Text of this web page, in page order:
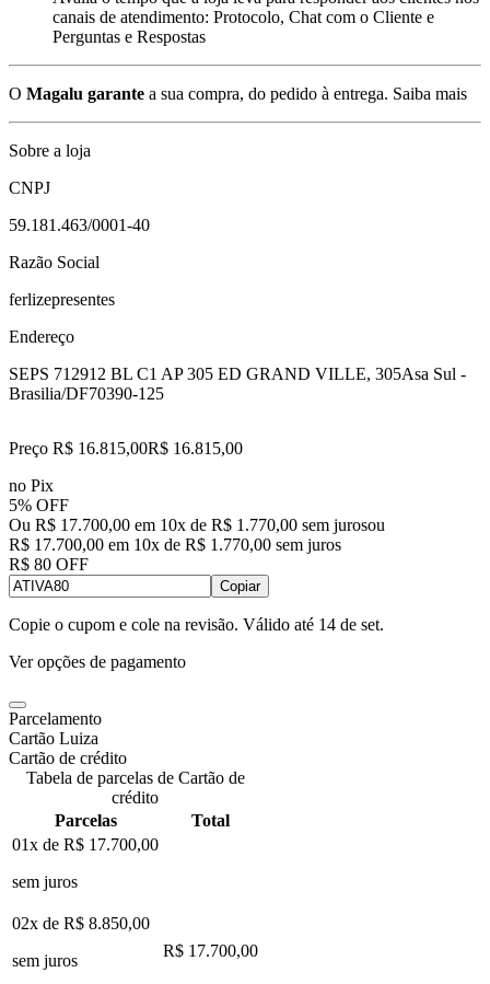
canais de atendimento: Protocolo, Chat com o Cliente e
Perguntas e Respostas
O Magalu garante a sua compra, do pedido à entrega. Saiba mais
Sobre a loja
CNPJ
59.181.463/0001-40
Razão Social
ferlizepresentes
Endereço
SEPS 712912 BL C1 AP 305 ED GRAND VILLE, 305Asa Sul -
Brasilia/DF70390-125
Preço R$ 16.815,00R$ 16.815,00
no Pix
5% OFF
Ou R$ 17.700,00 em 10x de R$ 1.770,00 sem jurosou
R$ 17.700,00 em 10x de R$ 1.770,00 sem juros
R$ 80 OFF
Copiar
Copie o cupom e cole na revisão. Válido até 14 de set.
Ver opções de pagamento
Parcelamento
Cartão Luiza
Cartão de crédito
Tabela de parcelas de Cartão de
crédito
Parcelas
Total
01x de R$ 17.700,00
sem juros
02x de R$ 8.850,00
sem juros
R$ 17.700,00